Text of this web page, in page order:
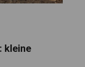
kleine